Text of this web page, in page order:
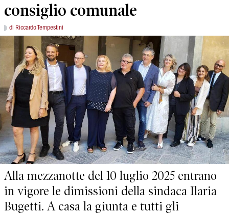
consiglio comunale
di Riccardo Tempestini
Alla mezzanotte del 10 luglio 2025 entrano
in vigore le dimissioni della sindaca Ilaria
Bugetti. A casa la giunta e tutti gli